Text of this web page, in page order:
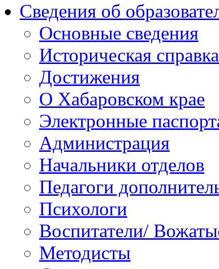
Сведения об
Основные сведения
Историческая справка
Достижения
О Хабаровском крае
Электронные
Администрация
Начальники отделов
Педагоги
Психологи
Воспитатели/
Методисты